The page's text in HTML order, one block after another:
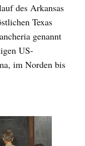
des Arkansas
Texas
genannt
US-
im Norden bis